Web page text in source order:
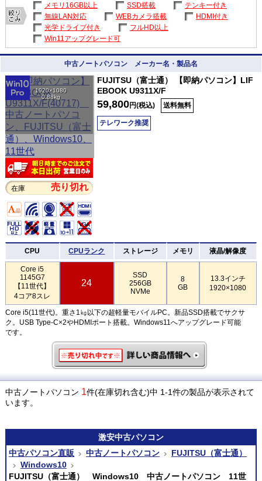
メモリ16GB以上
SSD搭載
テンキー付き
無線LAN対応
WEBカメラ搭載
HDMI付き
光学ドライブ付き
フルHD以上
Win11アップグレード可
中古ノートパソコン メーカー名・製品名
1920×1080
0.88kg
在庫 売り切れ
FUJITSU（富士通） 【即納パソコン】LIF
EBOOK U9311X/F
59,800円(税込) 送料無料
テレワーク推奨
CPU CPUランク ストレージ メモリ 液晶/解像度
Core i5
1145G7
【11世代】
4コア8スレ
24
SSD
256GB
NVMe
8
GB
13.3インチ
1920×1080
Core i5(11世代)。重さ1㎏以下の超軽量モバイルPC。新品SSD搭載でサクサ
ク。USB Type-C×2やHDMIポート搭載。Windows11へアップグレード可能
です。
中古ノートパソコン 1件(在庫切れ含む)中 1-1件の製品が表示されて
います。
激安中古パソコン
中古パソコン直販
中古ノートパソコン
FUJITSU（富士通）
Windows10
FUJITSU（富士通） Windows10 中古ノートパソコン 11世